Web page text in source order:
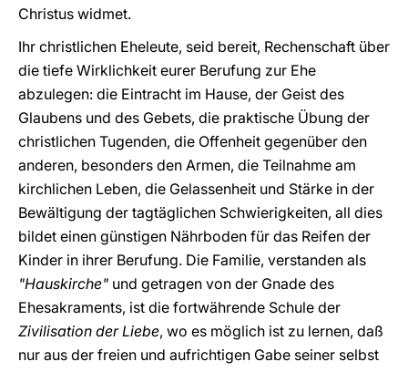
Christus widmet.
Ihr christlichen Eheleute, seid bereit, Rechenschaft über
die tiefe Wirklichkeit eurer Berufung zur Ehe
abzulegen: die Eintracht im Hause, der Geist des
Glaubens und des Gebets, die praktische Übung der
christlichen Tugenden, die Offenheit gegenüber den
anderen, besonders den Armen, die Teilnahme am
kirchlichen Leben, die Gelassenheit und Stärke in der
Bewältigung der tagtäglichen Schwierigkeiten, all dies
bildet einen günstigen Nährboden für das Reifen der
Kinder in ihrer Berufung. Die Familie, verstanden als
"Hauskirche" und getragen von der Gnade des
Ehesakraments, ist die fortwährende Schule der
Zivilisation der Liebe, wo es möglich ist zu lernen, daß
nur aus der freien und aufrichtigen Gabe seiner selbst